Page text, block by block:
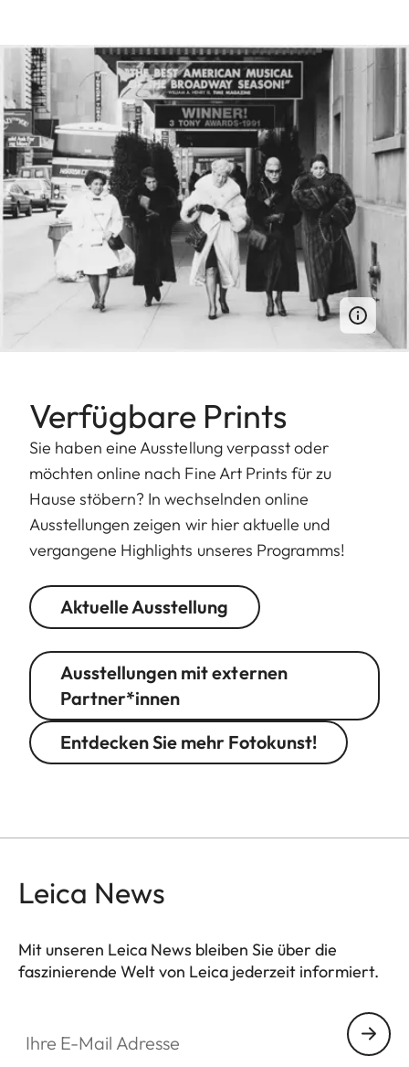
Verfügbare Prints
Sie haben eine Ausstellung verpasst oder
möchten online nach Fine Art Prints für zu
Hause stöbern? In wechselnden online
Ausstellungen zeigen wir hier aktuelle und
vergangene Highlights unseres Programms!
Aktuelle Ausstellung
Ausstellungen mit externen
Partner*innen
Entdecken Sie mehr Fotokunst!
Leica News
Mit unseren Leica News bleiben Sie über die
faszinierende Welt von Leica jederzeit informiert.